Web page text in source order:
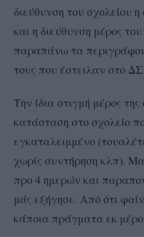
διεύθυνση του σχολείου
και η διεύθυνση μέρος
παραπάνω τα
τους που έστειλαν στο
Την ίδια στιγμή μέρος
κατάσταση στο σχολείο
εγκαταλειμμένο
χωρίς συντήρηση κλπ).
προ 4 ημερών και
μάς εξήγησε. Από ότι
κάποια πράγματα εκ